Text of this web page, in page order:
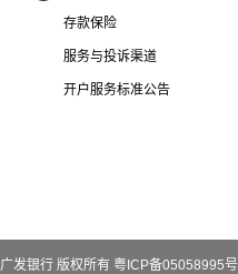
存款保险
服务与投诉渠道
开户服务标准公告
广发银行 版权所有 粤ICP备05058995号